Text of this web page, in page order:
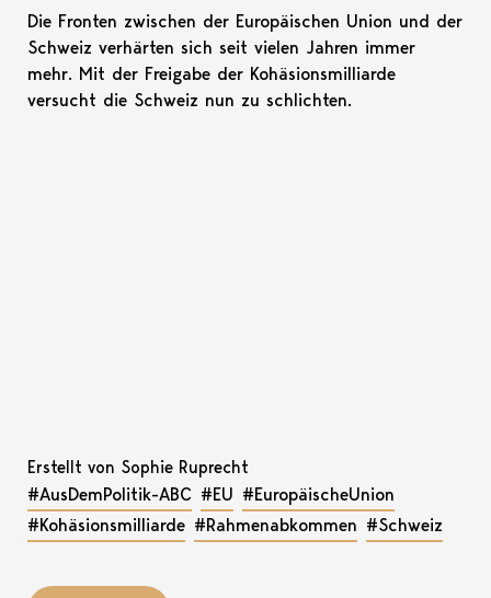
Die Fronten zwischen der Europäischen Union und der
Schweiz verhärten sich seit vielen Jahren immer
mehr. Mit der Freigabe der Kohäsionsmilliarde
versucht die Schweiz nun zu schlichten.
Erstellt von Sophie Ruprecht
#AusDemPolitik-ABC #EU #EuropäischeUnion
#Kohäsionsmilliarde #Rahmenabkommen #Schweiz